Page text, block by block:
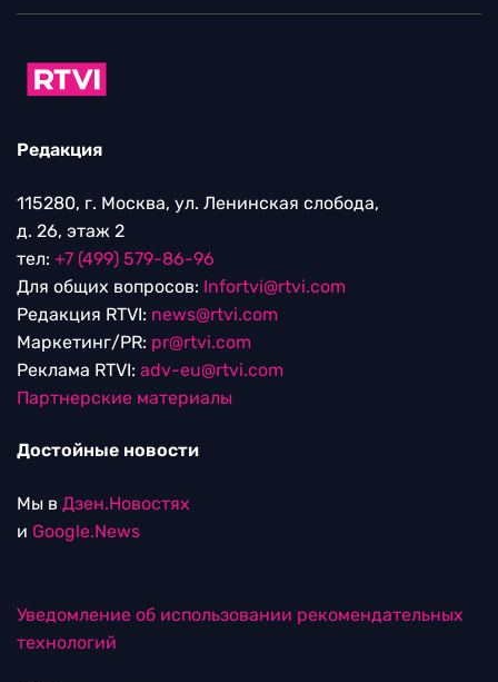
Редакция
115280, г. Москва, ул. Ленинская слобода,
д. 26, этаж 2
тел: +7 (499) 579-86-96
Для общих вопросов: Infortvi@rtvi.com
Редакция RTVI: news@rtvi.com
Маркетинг/PR: pr@rtvi.com
Реклама RTVI: adv-eu@rtvi.com
Партнерские материалы
Достойные новости
Мы в Дзен.Новостях
и Google.News
Уведомление об использовании рекомендательных
технологий